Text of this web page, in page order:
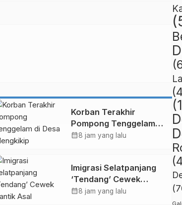
Korban Terakhir
Pompong Tenggelam di
Desa Mengkikip
calendar_month8 jam yang lalu
Imigrasi Selatpanjang
‘Tendang’ Cewek
Cantik Asal Tiongkok,
calendar_month8 jam yang lalu